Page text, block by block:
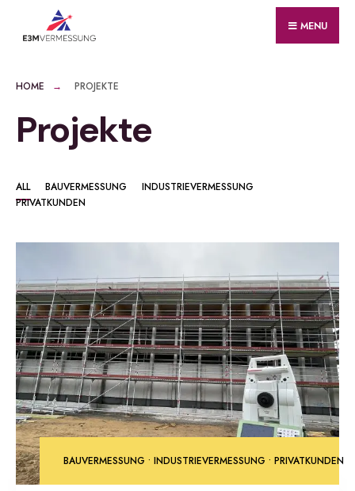
MENU
HOME PROJEKTE
Projekte
ALL BAUVERMESSUNG
INDUSTRIEVERMESSUNG
PRIVATKUNDEN
BAUVERMESSUNG • INDUSTRIEVERMESSUNG • PRIVATKUNDEN